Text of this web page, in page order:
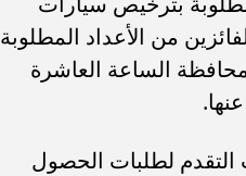
لاختيار الفائزين من الأعداد المطلوبة
الساعة العاشرة
لطلبات الحصول